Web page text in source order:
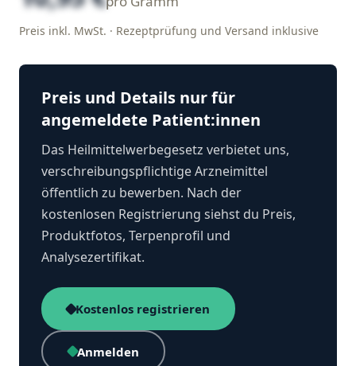
Preis inkl. MwSt. · Rezeptprüfung und Versand inklusive
Preis und Details nur für
angemeldete Patient:innen
Das Heilmittelwerbegesetz verbietet uns,
verschreibungspflichtige Arzneimittel
öffentlich zu bewerben. Nach der
kostenlosen Registrierung siehst du Preis,
Produktfotos, Terpenprofil und
Analysezertifikat.
Kostenlos registrieren
Anmelden